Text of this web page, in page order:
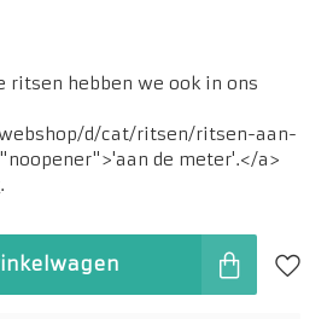
ritsen hebben we ook in ons
d/cat/ritsen/ritsen-aan-
de meter'.</a>
.